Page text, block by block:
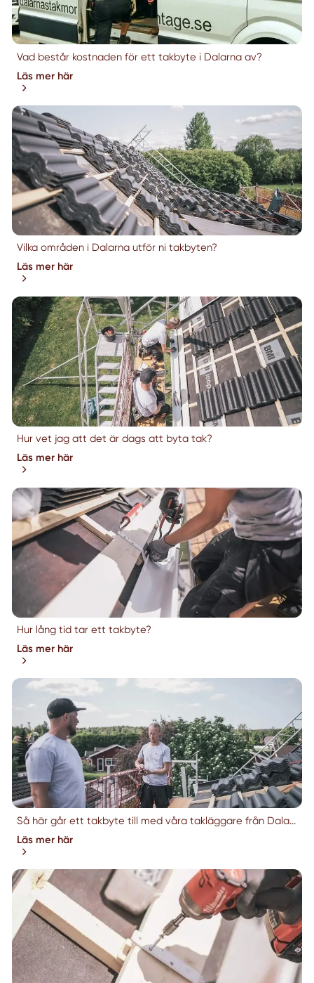
Vad består kostnaden för ett takbyte i Dalarna av?
Läs mer här
Vilka områden i Dalarna utför ni takbyten?
Läs mer här
Hur vet jag att det är dags att byta tak?
Läs mer här
Hur lång tid tar ett takbyte?
Läs mer här
Så här går ett takbyte till med våra takläggare från Dala...
Läs mer här